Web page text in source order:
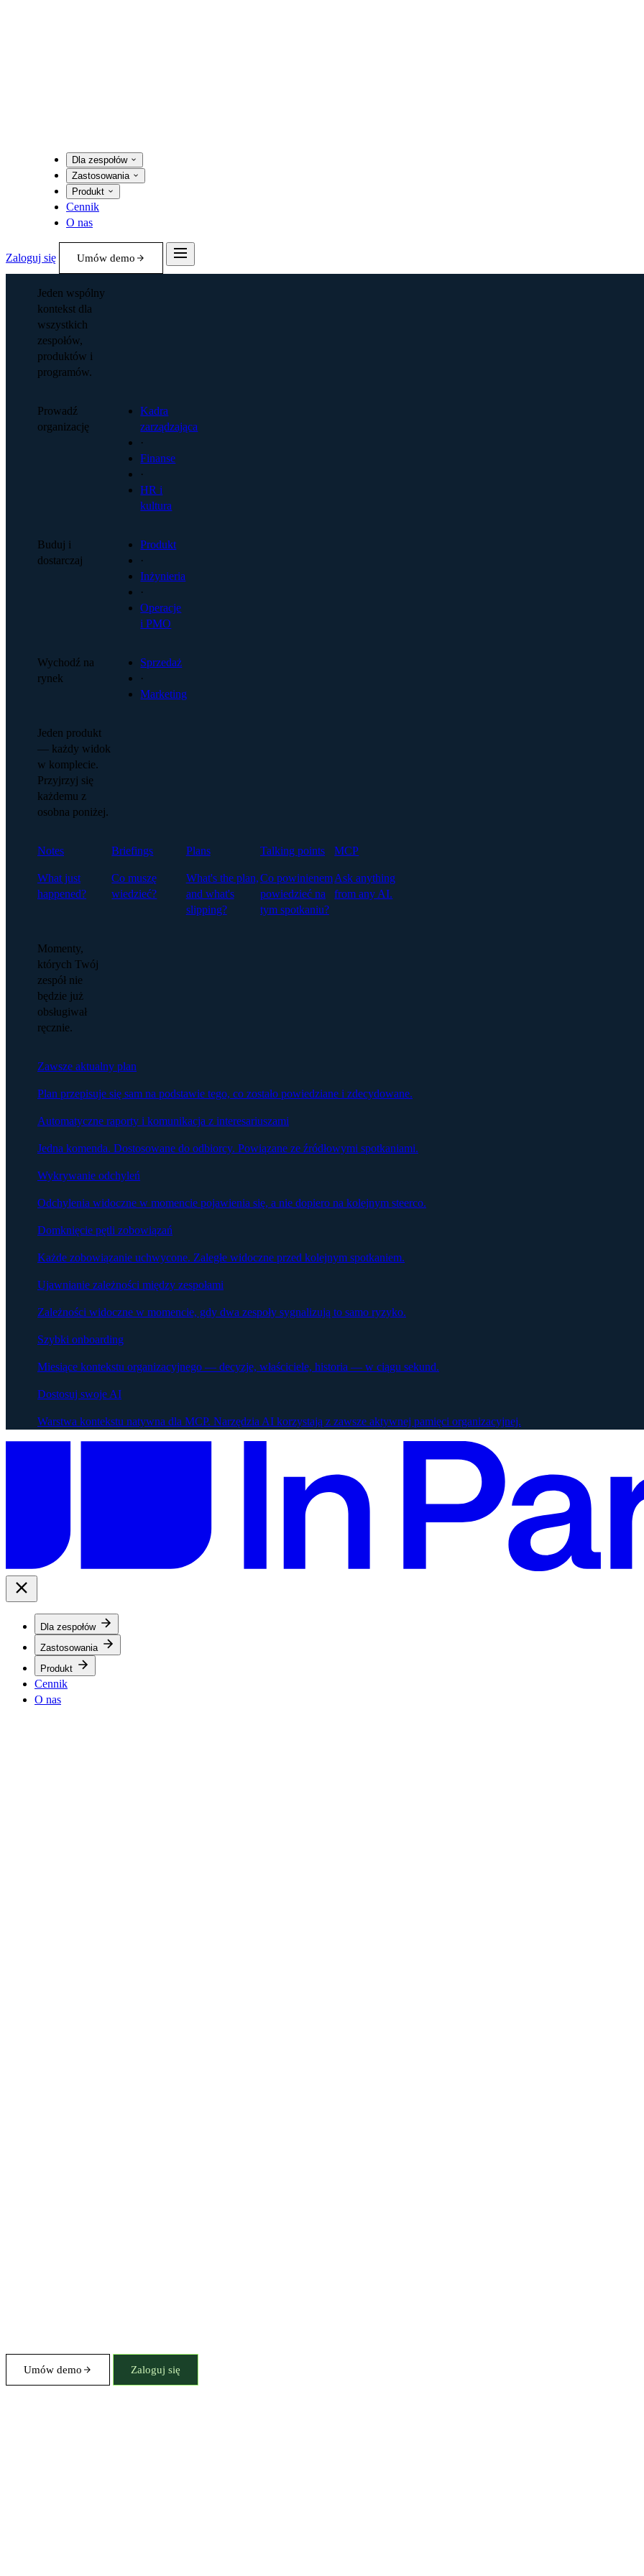
Dla zespołów
Zastosowania
Produkt
Cennik
O nas
Zaloguj się Umów demo
Jeden wspólny
kontekst dla
wszystkich
zespołów,
produktów i
programów.
Prowadź
organizację
Kadra
zarządzająca
·
Finanse
·
HR i
kultura
Buduj i
dostarczaj
Produkt
·
Inżynieria
·
Operacje
i PMO
Wychodź na
rynek
Sprzedaż
·
Marketing
Jeden produkt
— każdy widok
w komplecie.
Przyjrzyj się
każdemu z
osobna poniżej.
Notes
What just
happened?
Briefings
Co muszę
wiedzieć?
Plans
What's the plan,
and what's
slipping?
Talking points
Co powinienem
powiedzieć na
tym spotkaniu?
MCP
Ask anything
from any AI.
Momenty,
których Twój
zespół nie
będzie już
obsługiwał
ręcznie.
Zawsze aktualny plan
Plan przepisuje się sam na podstawie tego, co zostało powiedziane i zdecydowane.
Automatyczne raporty i komunikacja z interesariuszami
Jedna komenda. Dostosowane do odbiorcy. Powiązane ze źródłowymi spotkaniami.
Wykrywanie odchyleń
Odchylenia widoczne w momencie pojawienia się, a nie dopiero na kolejnym steerco.
Domknięcie pętli zobowiązań
Każde zobowiązanie uchwycone. Zaległe widoczne przed kolejnym spotkaniem.
Ujawnianie zależności między zespołami
Zależności widoczne w momencie, gdy dwa zespoły sygnalizują to samo ryzyko.
Szybki onboarding
Miesiące kontekstu organizacyjnego — decyzje, właściciele, historia — w ciągu sekund.
Dostosuj swoje AI
Warstwa kontekstu natywna dla MCP. Narzędzia AI korzystają z zawsze aktywnej pamięci organizacyjnej.
Dla zespołów
Zastosowania
Produkt
Cennik
O nas
Umów demo Zaloguj się